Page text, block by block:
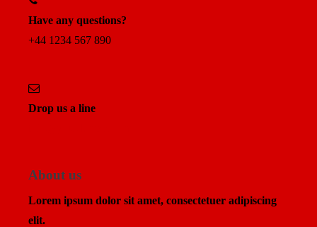
Have any questions?
+44 1234 567 890
Drop us a line
About us
Lorem ipsum dolor sit amet, consectetuer adipiscing
elit.